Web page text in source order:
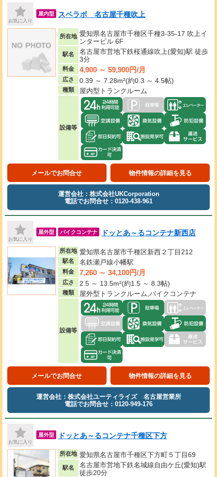
お気に入り
屋内型 スペラボ 名古屋千種吹上
所在地 愛知県名古屋市千種区千種3-35-17 吹上イ
ンタービル 6F
駅名
名古屋市営地下鉄桜通線吹上(愛知)駅 徒歩
3分
料金 4,900 ～ 59,900円/月
広さ 0.39 ～ 7.28m²(約0.3 ～ 4.5帖)
種類 屋内型トランクルーム
設備等
メールでお問合せ 物件情報の詳細を見る
運営会社：株式会社UKCorporation
電話でお問合せ：0120-438-961
お気に入り
屋外型 バイクコンテナ ドッとあ～るコンテナ新西店
所在地 愛知県名古屋市千種区新西２丁目212
駅名 名鉄瀬戸線小幡駅
料金 7,260 ～ 34,100円/月
広さ 2.5 ～ 13.5m²(約1.5 ～ 8.3帖)
種類 屋外型トランクルーム,バイクコンテナ
設備等
メールでお問合せ 物件情報の詳細を見る
運営会社：株式会社ユーティライズ 名古屋営業所
電話でお問合せ：0120-949-176
お気に入り
屋外型 ドッとあ～るコンテナ千種区下方
所在地 愛知県名古屋市千種区下方町５丁目69
駅名
名古屋市営地下鉄名城線自由ケ丘(愛知)駅
徒歩20分